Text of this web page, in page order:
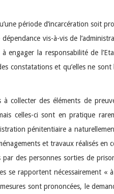
période d’incarcération soit
vis-à-vis de
engager la responsabilité de
constatations et qu’elles ne sont
collecter des éléments de
celles-ci sont en pratique
pénitentiaire a
et travaux réalisés en
des personnes sorties de
se rapportent nécessairement «
sont prononcées, le